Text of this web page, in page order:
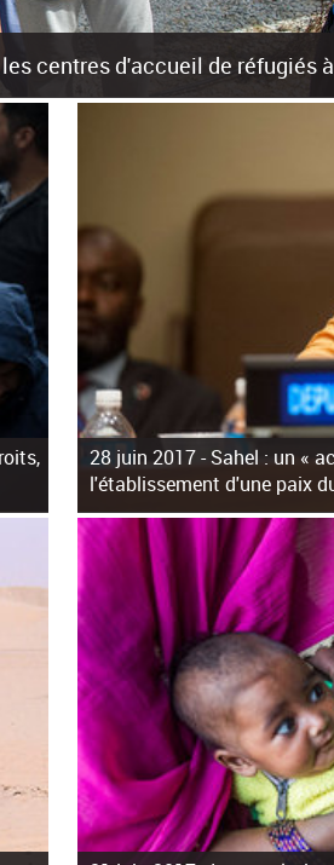
centres d'accueil de réfugiés
de violences et de harcèlement
28 juin 2017 -Sahel : un «
l'établissement d'une paix